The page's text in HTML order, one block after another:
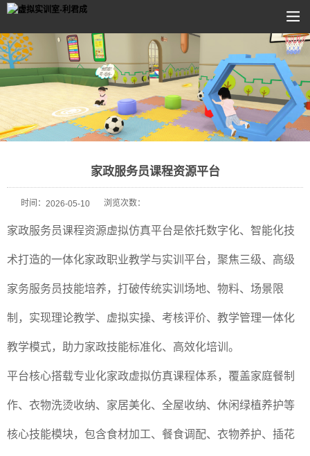
家政服务员课程资源平台
时间： 2026-05-10 浏览次数：
家政服务员课程资源虚拟仿真平台是依托数字化、智能化技
术打造的一体化家政职业教学与实训平台，聚焦三级、高级
家务服务员技能培养，打破传统实训场地、物料、场景限
制，实现理论教学、虚拟实操、考核评价、教学管理一体化
教学模式，助力家政技能标准化、高效化培训。
平台核心搭载专业化家政虚拟仿真课程体系，覆盖家庭餐制
作、衣物洗烫收纳、家居美化、全屋收纳、休闲绿植养护等
核心技能模块，包含食材加工、餐食调配、衣物养护、插花